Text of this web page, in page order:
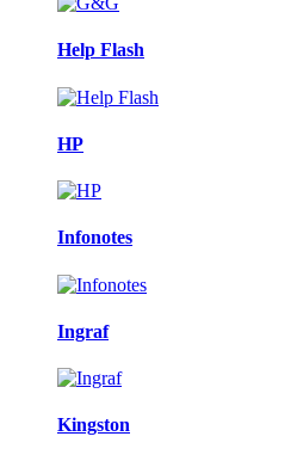
Help Flash
HP
Infonotes
Ingraf
Kingston